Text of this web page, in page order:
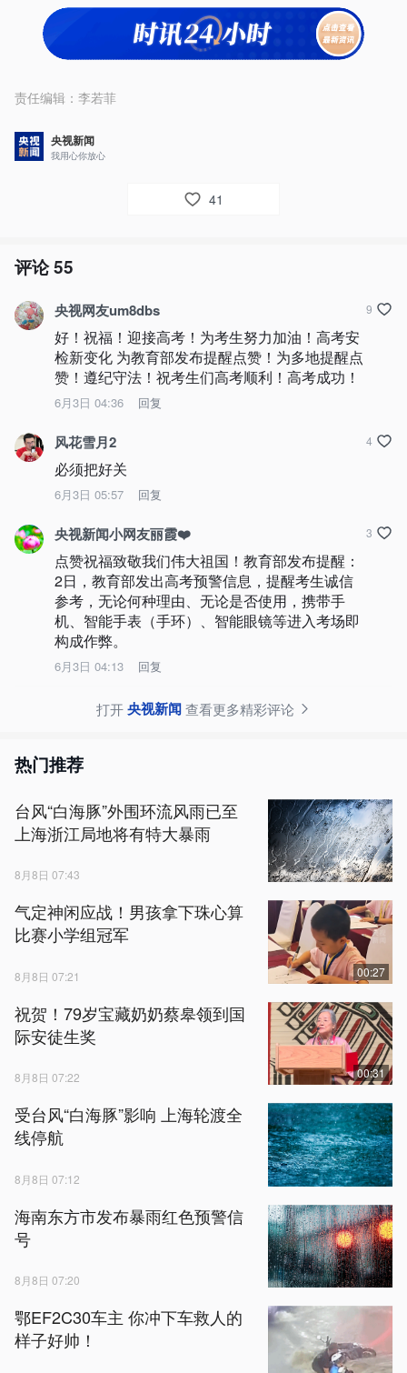
责任编辑： 李若菲
央视新闻
我用心你放心
41
评论55
央视网友um8dbs
好！祝福！迎接高考！为考生努力加油！高考安
检新变化 为教育部发布提醒点赞！为多地提醒点
赞！遵纪守法！祝考生们高考顺利！高考成功！
6月3日 04:36 回复
9
风花雪月2
必须把好关
6月3日 05:57 回复
4
央视新闻小网友丽霞❤️
点赞祝福致敬我们伟大祖国！教育部发布提醒：
2日，教育部发出高考预警信息，提醒考生诚信
参考，无论何种理由、无论是否使用，携带手
机、智能手表（手环）、智能眼镜等进入考场即
构成作弊。
6月3日 04:13 回复
3
打开央视新闻查看更多精彩评论
热门推荐
台风“白海豚”外围环流风雨已至
上海浙江局地将有特大暴雨
8月8日 07:43
气定神闲应战！男孩拿下珠心算
比赛小学组冠军
8月8日 07:21 00:27
祝贺！79岁宝藏奶奶蔡皋领到国
际安徒生奖
8月8日 07:22 00:31
受台风“白海豚”影响 上海轮渡全
线停航
8月8日 07:12
海南东方市发布暴雨红色预警信
号
8月8日 07:20
鄂EF2C30车主 你冲下车救人的
样子好帅！